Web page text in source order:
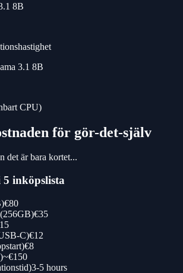
8B
3.1 8B
CPU)
för gör-det-själv
det är bara kortet...
inköpslista
€80
€35
C)€12
€8
~€150
3-5 hours